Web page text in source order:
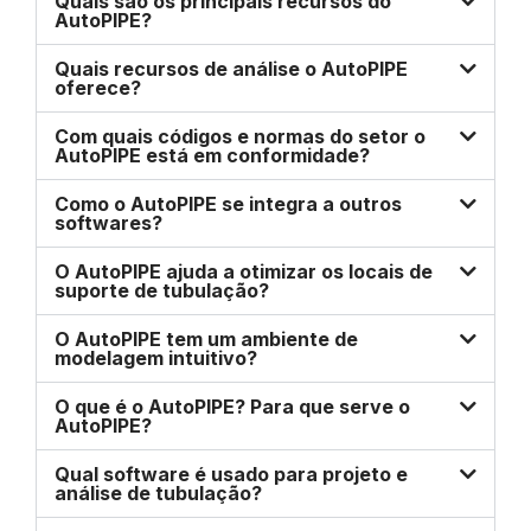
AutoPIPE?
Quais recursos de análise o AutoPIPE
oferece?
Com quais códigos e normas do setor o
AutoPIPE está em conformidade?
Como o AutoPIPE se integra a outros
softwares?
O AutoPIPE ajuda a otimizar os locais de
suporte de tubulação?
O AutoPIPE tem um ambiente de
modelagem intuitivo?
O que é o AutoPIPE? Para que serve o
AutoPIPE?
Qual software é usado para projeto e
análise de tubulação?